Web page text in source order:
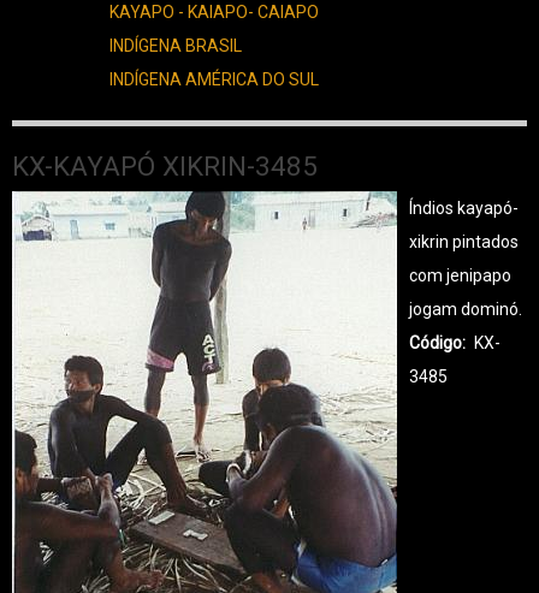
KAYAPO - KAIAPO- CAIAPO
INDÍGENA BRASIL
INDÍGENA AMÉRICA DO SUL
KX-KAYAPÓ XIKRIN-3485
Índios kayapó-
xikrin pintados
com jenipapo
jogam dominó.
Código
KX-
3485